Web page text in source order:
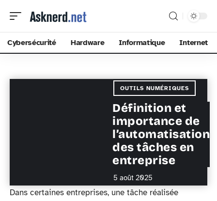
Cybersécurité Hardware Informatique Internet
OUTILS NUMÉRIQUES
Définition et
importance de
l’automatisation
des tâches en
entreprise
5 août 2025
Dans certaines entreprises, une tâche réalisée